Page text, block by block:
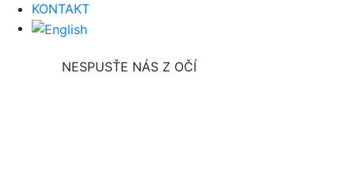
KONTAKT
NESPUSŤE NÁS Z OČÍ